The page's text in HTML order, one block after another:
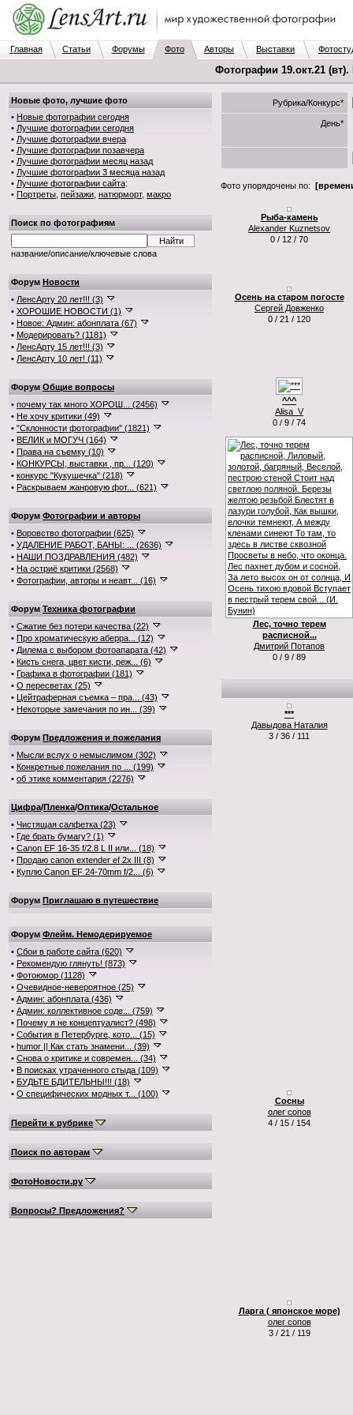
Главная Статьи Форумы Фото Авторы Выставки
Фотографии 19.окт.21
Новые фото, лучшие фото
• Новые фотографии сегодня
• Лучшие фотографии сегодня
• Лучшие фотографии вчера
• Лучшие фотографии позавчера
• Лучшие фотографии месяц назад
• Лучшие фотографии 3 месяца назад
• Лучшие фотографии сайта:
• Портреты пейзажи натюрморт, макро
Поиск по фотографиям
название/описание/ключевые слова
Форум Новости
• ЛенсАрту 20 лет!!! (3)
• ХОРОШИЕ НОВОСТИ (1)
• Новое: Админ: абонплата (67)
• Модерировать? (1181)
• ЛенсАрту 15 лет!!! (3)
• ЛенсАрту 10 лет! (11)
Форум Общие вопросы
• почему так много ХОРОШ... (2456)
• Не хочу критики (49)
• "Склонности фотографии" (1821)
• ВЕЛИК и МОГУЧ (164)
• Права на съемку (10)
• КОНКУРСЫ, выставки , пр... (120)
• конкурс "Кукушечка" (218)
• Раскрываем жанровую фот... (621)
Форум Фотографии и авторы
• Воровство фотографии (625)
• УДАЛЕНИЕ РАБОТ, БАНЫ: ... (2636)
• НАШИ ПОЗДРАВЛЕНИЯ (482)
• На остриё критики (2568)
• Фотографии, авторы и неавт... (16)
Форум Техника фотографии
• Сжатие без потери качества (22)
• Про хроматическую аберра... (12)
• Дилема с выбором фотоапарата (42)
• Кисть снега, цвет кисти, реж... (6)
• Графика в фотографии (181)
• О пересветах (25)
• Цейтраферная съемка – пра... (43)
• Некоторые замечания по ин... (39)
Форум Предложения и пожелания
• Мысли вслух о немыслимом (302)
• Конкретные пожелания по ... (199)
• об этике комментария (2276)
Цифра/Пленка/Оптика/Остальное
• Чистящая салфетка (23)
• Где брать бумагу? (1)
• Canon EF 16-35 f/2.8 L II или... (18)
• Продаю canon extender ef 2x III (8)
• Куплю Canon EF 24-70mm f/2... (6)
Форум Приглашаю в путешествие
Форум Флейм. Немодерируемое
• Сбои в работе сайта (620)
• Рекомендую глянуть! (873)
• Фотоюмор (1128)
• Очевидное-невероятное (25)
• Админ: абонплата (436)
• Админ: коллективное соде... (759)
• Почему я не концептуалист? (498)
• События в Петербурге, кото... (15)
• humor || Как стать знамени... (39)
• Снова о критике и современ... (34)
• В поисках утраченного стыда (109)
• БУДЬТЕ БДИТЕЛЬНЫ!!! (18)
• О специфических модных т... (100)
Перейти к рубрике
Поиск по авторам
ФотоНовости.ру
Вопросы? Предложения?
Рубрика/Конкурс*
День*
Фото упорядочены по:
Рыба-камень
Alexander Kuznetsov
0 / 12 / 70
Осень на старом погосте
Сергей Довженко
0 / 21 / 120
^^^
Alisa_V
0 / 9 / 74
Лес, точно терем
расписной...
Дмитрий Потапов
0 / 9 / 89
***
Давыдова Наталия
3 / 36 / 111
Сосны
олег сопов
4 / 15 / 154
Ларга ( японское море)
олег сопов
3 / 21 / 119